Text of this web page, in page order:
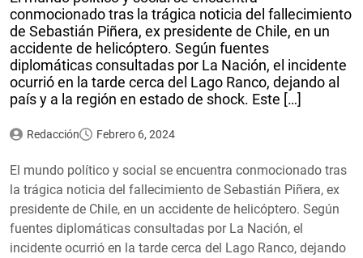
conmocionado tras la trágica noticia del fallecimiento
de Sebastián Piñera, ex presidente de Chile, en un
accidente de helicóptero. Según fuentes
diplomáticas consultadas por La Nación, el incidente
ocurrió en la tarde cerca del Lago Ranco, dejando al
país y a la región en estado de shock. Este […]
Redacción Febrero 6, 2024
El mundo político y social se encuentra conmocionado tras
la trágica noticia del fallecimiento de Sebastián Piñera, ex
presidente de Chile, en un accidente de helicóptero. Según
fuentes diplomáticas consultadas por La Nación, el
incidente ocurrió en la tarde cerca del Lago Ranco, dejando